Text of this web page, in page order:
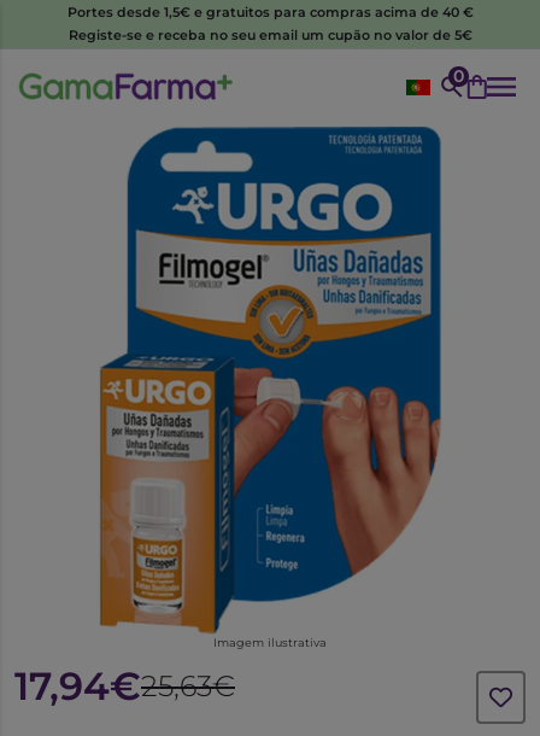
Portes desde 1,5€ e gratuitos para compras acima de 40 €
Registe-se e receba no seu email um cupão no valor de 5€
0
Imagem ilustrativa
17,94€25,63€